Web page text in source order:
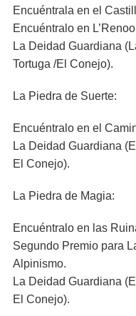
Encuéntrala en el
Encuéntralo en
La Deidad Guardiana
Tortuga /El Conejo).
La Piedra de Suerte:
Encuéntralo en el
La Deidad Guardiana
El Conejo).
La Piedra de Magia:
Encuéntralo en las
Segundo Premio para
Alpinismo.
La Deidad Guardiana
El Conejo).